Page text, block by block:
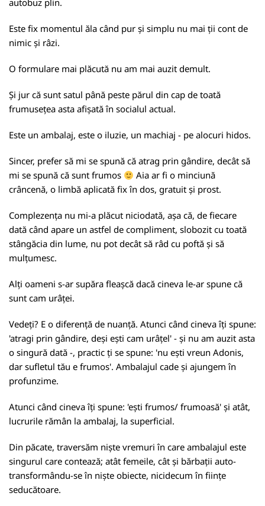
autobuz plin.
Este fix momentul ăla când pur și simplu nu mai ții cont de
nimic și râzi.
O formulare mai plăcută nu am mai auzit demult.
Și jur că sunt satul până peste părul din cap de toată
frumusețea asta afișată în socialul actual.
Este un ambalaj, este o iluzie, un machiaj - pe alocuri hidos.
Sincer, prefer să mi se spună că atrag prin gândire, decât să
mi se spună că sunt frumos
Aia ar fi o minciună
crâncenă, o limbă aplicată fix în dos, gratuit și prost.
Complezența nu mi-a plăcut niciodată, așa că, de fiecare
dată când apare un astfel de compliment, slobozit cu toată
stângăcia din lume, nu pot decât să râd cu poftă și să
mulțumesc.
Alți oameni s-ar supăra fleașcă dacă cineva le-ar spune că
sunt cam urâței.
Vedeți? E o diferență de nuanță. Atunci când cineva îți spune:
'atragi prin gândire, deși ești cam urâțel' - și nu am auzit asta
o singură dată -, practic ți se spune: 'nu ești vreun Adonis,
dar sufletul tău e frumos'. Ambalajul cade și ajungem în
profunzime.
Atunci când cineva îți spune: 'ești frumos/ frumoasă' și atât,
lucrurile rămân la ambalaj, la superficial.
Din păcate, traversăm niște vremuri în care ambalajul este
singurul care contează; atât femeile, cât și bărbații auto-
transformându-se în niște obiecte, nicidecum în ființe
seducătoare.